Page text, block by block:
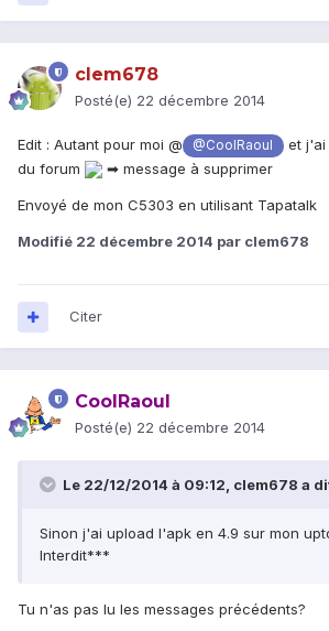
clem678
Posté(e) 22 décembre 2014
Edit : Autant pour moi @ @CoolRaoul
et j'ai
du forum
➡ message à supprimer
Envoyé de mon C5303 en utilisant Tapatalk
Modifié 22 décembre 2014 par clem678
Citer
CoolRaoul
Posté(e) 22 décembre 2014
Le 22/12/2014 à 09:12, clem678 a
Sinon j'ai upload l'apk en 4.9 sur mon
Interdit***
Tu n'as pas lu les messages précédents?